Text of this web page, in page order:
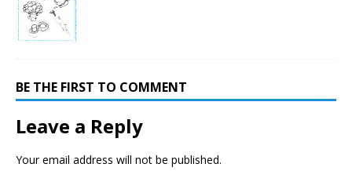
BE THE FIRST TO COMMENT
Leave a Reply
Your email address will not be published.